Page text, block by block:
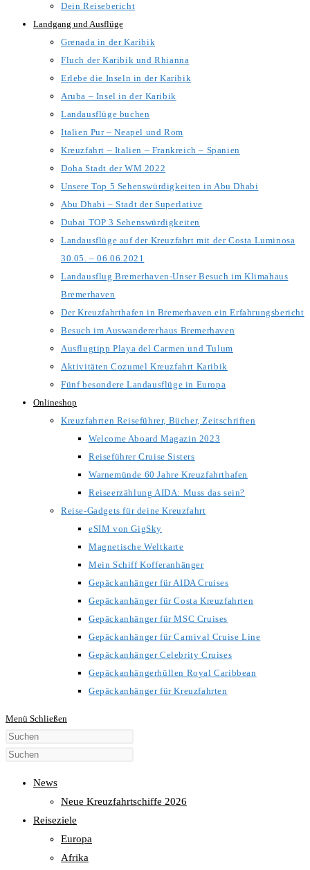
Dein Reisebericht
Landgang und Ausflüge
Grenada in der Karibik
Fluch der Karibik und Rhianna
Erlebe die Inseln in der Karibik
Aruba – Insel in der Karibik
Landausflüge buchen
Italien Pur – Neapel und Rom
Kreuzfahrt – Italien – Frankreich – Spanien
Doha Stadt der WM 2022
Unsere Top 5 Sehenswürdigkeiten in Abu Dhabi
Abu Dhabi – Stadt der Superlative
Dubai TOP 3 Sehenswürdigkeiten
Landausflüge auf der Kreuzfahrt mit der Costa Luminosa
30.05. – 06.06.2021
Landausflug Bremerhaven-Unser Besuch im Klimahaus
Bremerhaven
Der Kreuzfahrthafen in Bremerhaven ein Erfahrungsbericht
Besuch im Auswandererhaus Bremerhaven
Ausflugtipp Playa del Carmen und Tulum
Aktivitäten Cozumel Kreuzfahrt Karibik
Fünf besondere Landausflüge in Europa
Onlineshop
Kreuzfahrten Reiseführer, Bücher, Zeitschriften
Welcome Aboard Magazin 2023
Reiseführer Cruise Sisters
Warnemünde 60 Jahre Kreuzfahrthafen
Reiseerzählung AIDA: Muss das sein?
Reise-Gadgets für deine Kreuzfahrt
eSIM von GigSky
Magnetische Weltkarte
Mein Schiff Kofferanhänger
Gepäckanhänger für AIDA Cruises
Gepäckanhänger für Costa Kreuzfahrten
Gepäckanhänger für MSC Cruises
Gepäckanhänger für Carnival Cruise Line
Gepäckanhänger Celebrity Cruises
Gepäckanhängerhüllen Royal Caribbean
Gepäckanhänger für Kreuzfahrten
Menü Schließen
Diese
Website
News
Neue Kreuzfahrtschiffe 2026
Reiseziele
Europa
Afrika